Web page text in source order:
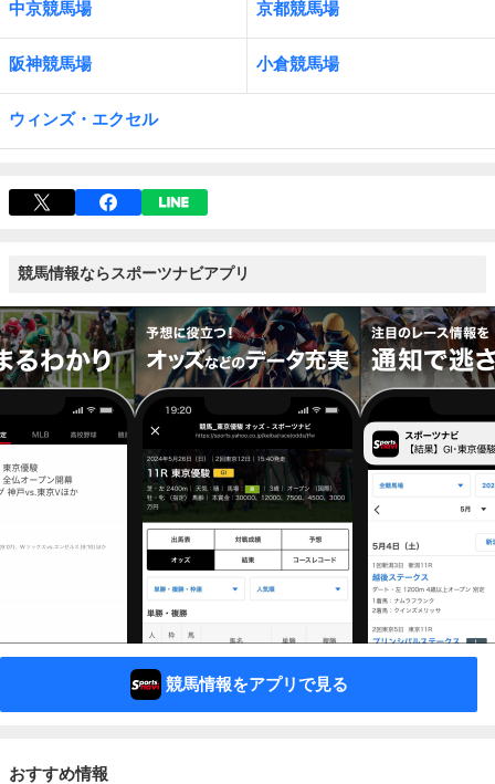
中京競馬場 京都競馬場
阪神競馬場 小倉競馬場
ウィンズ・エクセル
競馬情報ならスポーツナビアプリ
競馬情報をアプリで見る
おすすめ情報